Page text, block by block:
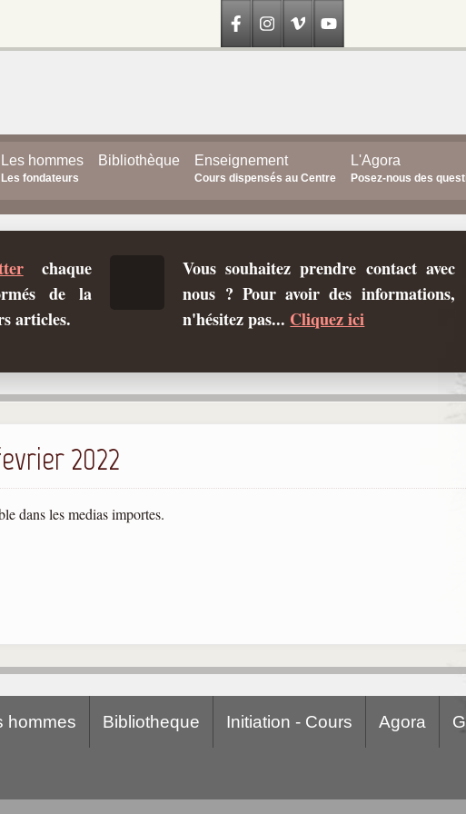
Les hommes
Les fondateurs
Bibliothèque Enseignement
Cours dispensés au Centre
L'Agora
Posez-nous des
chaque
de la
articles.
Vous souhaitez prendre contact avec
nous ? Pour avoir des informations,
n'hésitez pas... Cliquez ici
2022
dans les medias importes.
hommes Bibliotheque Initiation - Cours Agora